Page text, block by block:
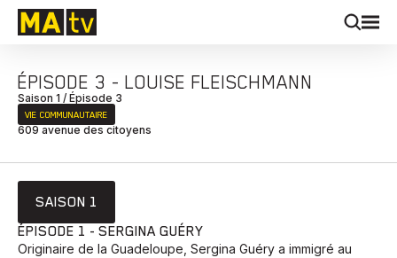
ÉPISODE 3 - LOUISE FLEISCHMANN
Saison 1 / Épisode 3
VIE COMMUNAUTAIRE
609 avenue des citoyens
SAISON 1
ÉPISODE 1 - SERGINA GUÉRY
Originaire de la Guadeloupe, Sergina Guéry a immigré au